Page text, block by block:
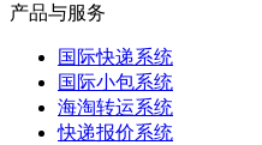
产品与服务
国际快递系统
国际小包系统
海淘转运系统
快递报价系统